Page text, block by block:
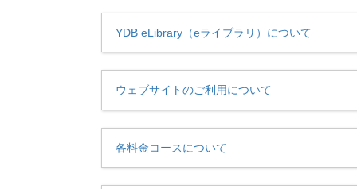
YDB eLibrary（eライブラリ）について
ウェブサイトのご利用について
各料金コースについて